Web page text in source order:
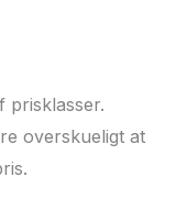
prisklasser.
overskueligt at